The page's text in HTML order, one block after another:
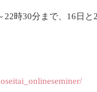
22時30分まで、16日